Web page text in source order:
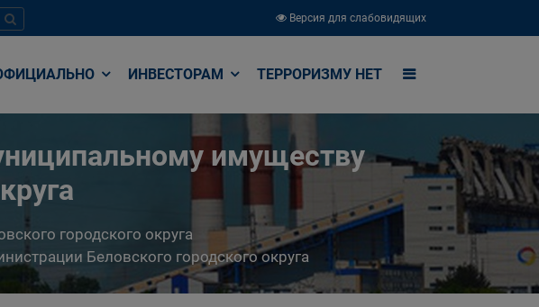
Версия для слабовидящих
ИНВЕСТОРАМ ТЕРРОРИЗМУ НЕТ
имуществу
городского округа
Беловского городского округа